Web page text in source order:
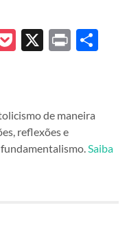
Pocket
X Print
de maneira
reflexões e
Saiba